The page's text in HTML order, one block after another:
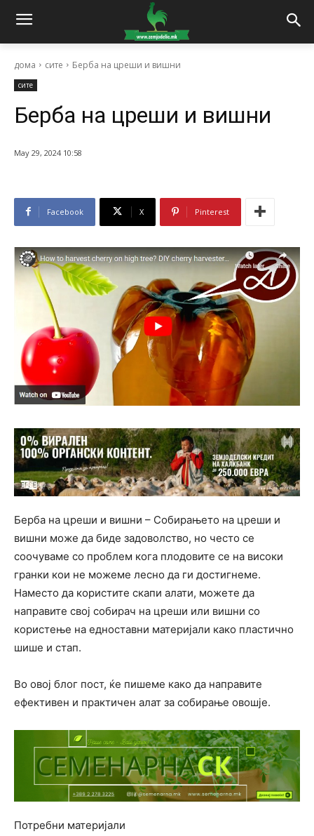
дома сите Берба на цреши и вишни
сите
Берба на цреши и вишни
May 29, 2024 10:58
Facebook X Pinterest
Берба на цреши и вишни – Собирањето на цреши и
вишни може да биде задоволство, но често се
соочуваме со проблем кога плодовите се на високи
гранки кои не можеме лесно да ги достигнеме.
Наместо да користите скапи алати, можете да
направите свој собирач на цреши или вишни со
користење на едноставни материјали како пластично
шише и стап.
Во овој блог пост, ќе пишеме како да направите
ефективен и практичен алат за собирање овошје.
Потребни материјали